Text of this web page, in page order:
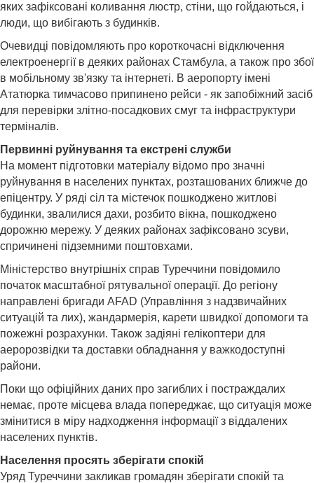
яких зафіксовані коливання люстр, стіни, що гойдаються, і
люди, що вибігають з будинків.
Очевидці повідомляють про короткочасні відключення
електроенергії в деяких районах Стамбула, а також про збої
в мобільному зв'язку та інтернеті. В аеропорту імені
Ататюрка тимчасово припинено рейси - як запобіжний засіб
для перевірки злітно-посадкових смуг та інфраструктури
терміналів.
Первинні руйнування та екстрені служби
На момент підготовки матеріалу відомо про значні
руйнування в населених пунктах, розташованих ближче до
епіцентру. У ряді сіл та містечок пошкоджено житлові
будинки, звалилися дахи, розбито вікна, пошкоджено
дорожню мережу. У деяких районах зафіксовано зсуви,
спричинені підземними поштовхами.
Міністерство внутрішніх справ Туреччини повідомило
початок масштабної рятувальної операції. До регіону
направлені бригади AFAD (Управління з надзвичайних
ситуацій та лих), жандармерія, карети швидкої допомоги та
пожежні розрахунки. Також задіяні гелікоптери для
аеророзвідки та доставки обладнання у важкодоступні
райони.
Поки що офіційних даних про загиблих і постраждалих
немає, проте місцева влада попереджає, що ситуація може
змінитися в міру надходження інформації з віддалених
населених пунктів.
Населення просять зберігати спокій
Уряд Туреччини закликав громадян зберігати спокій та